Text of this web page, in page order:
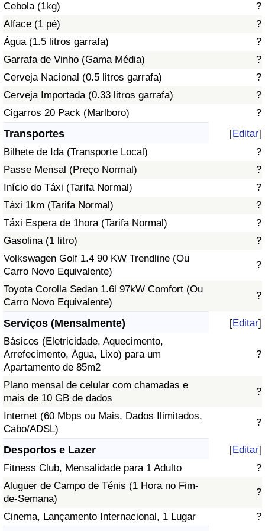
Cebola (1kg)
?
Alface (1 pé)
?
Água (1.5 litros garrafa)
?
Garrafa de Vinho (Gama Média)
?
Cerveja Nacional (0.5 litros garrafa)
?
Cerveja Importada (0.33 litros garrafa)
?
Cigarros 20 Pack (Marlboro)
?
Transportes [Editar]
Bilhete de Ida (Transporte Local)
?
Passe Mensal (Preço Normal)
?
Início do Táxi (Tarifa Normal)
?
Táxi 1km (Tarifa Normal)
?
Táxi Espera de 1hora (Tarifa Normal)
?
Gasolina (1 litro)
?
Volkswagen Golf 1.4 90 KW Trendline (Ou
Carro Novo Equivalente)
?
Toyota Corolla Sedan 1.6l 97kW Comfort (Ou
Carro Novo Equivalente)
?
Serviços (Mensalmente) [Editar]
Básicos (Eletricidade, Aquecimento,
Arrefecimento, Água, Lixo) para um
Apartamento de 85m2
?
Plano mensal de celular com chamadas e
mais de 10 GB de dados
?
Internet (60 Mbps ou Mais, Dados Ilimitados,
Cabo/ADSL)
?
Desportos e Lazer [Editar]
Fitness Club, Mensalidade para 1 Adulto
?
Aluguer de Campo de Ténis (1 Hora no Fim-
de-Semana)
?
Cinema, Lançamento Internacional, 1 Lugar ?
Trânsito
Indicador de Trânsito
Indicador de Trânsito (Atual)
Indicador de Trânsito por País